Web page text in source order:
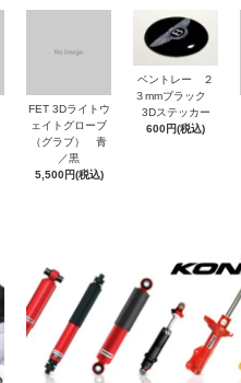
FET 3Dライトウ
ェイトグローブ
（グラブ） 青
／黒
5,500円(税込)
ベントレー ２
３mmブラック
3Dステッカー
600円(税込)